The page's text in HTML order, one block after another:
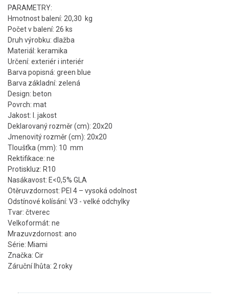
PARAMETRY:
Hmotnost balení: 20,30 kg
Počet v balení: 26 ks
Druh výrobku: dlažba
Materiál: keramika
Určení: exteriér i interiér
Barva popisná: green blue
Barva základní: zelená
Design: beton
Povrch: mat
Jakost: I. jakost
Deklarovaný rozměr (cm): 20x20
Jmenovitý rozměr (cm): 20x20
Tloušťka (mm): 10 mm
Rektifikace: ne
Protiskluz: R10
Nasákavost: E<0,5% GLA
Otěruvzdornost: PEI 4 – vysoká odolnost
Odstínové kolísání: V3 - velké odchylky
Tvar: čtverec
Velkoformát: ne
Mrazuvzdornost: ano
Série: Miami
Značka: Cir
Záruční lhůta: 2 roky